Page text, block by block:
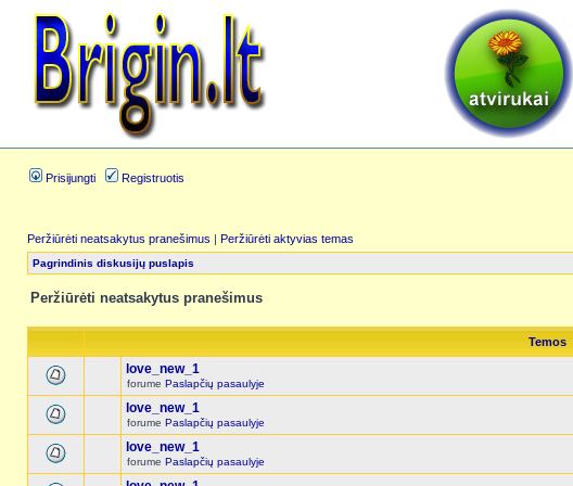
Prisijungti Registruotis
Peržiūrėti neatsakytus pranešimus | Peržiūrėti aktyvias temas
Pagrindinis diskusijų puslapis
Peržiūrėti neatsakytus pranešimus
Temos
love_new_1
forume Paslapčių pasaulyje
love_new_1
forume Paslapčių pasaulyje
love_new_1
forume Paslapčių pasaulyje